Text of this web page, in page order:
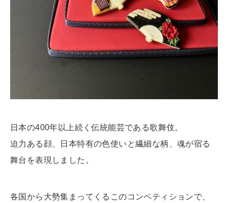
日本の400年以上続く伝統能芸である歌舞伎。
迫力ある顔、日本特有の色使いと繊細な柄、魂が宿る
舞台を表現しました。
各国から大勢集まってくるこのコンペティションで、